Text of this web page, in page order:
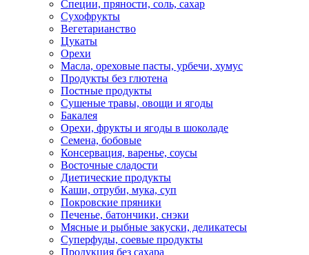
Специи, пряности, соль, сахар
Сухофрукты
Вегетарианство
Цукаты
Орехи
Масла, ореховые пасты, урбечи, хумус
Продукты без глютена
Постные продукты
Сушеные травы, овощи и ягоды
Бакалея
Орехи, фрукты и ягоды в шоколаде
Семена, бобовые
Консервация, варенье, соусы
Восточные сладости
Диетические продукты
Каши, отруби, мука, суп
Покровские пряники
Печенье, батончики, снэки
Мясные и рыбные закуски, деликатесы
Суперфуды, соевые продукты
Продукция без сахара